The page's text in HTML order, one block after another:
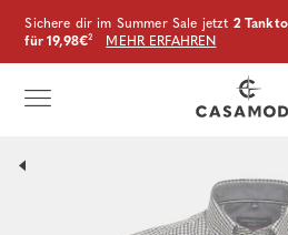
Sichere dir im Summer Sale jetzt 2
für 19,98€² MEHR ERFAHREN